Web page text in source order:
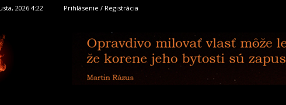
2026 4:22 Prihlásenie / Registrácia